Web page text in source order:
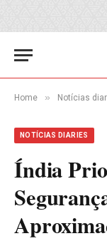
Home » Notícias
NOTÍCIAS DIARIES
Índia